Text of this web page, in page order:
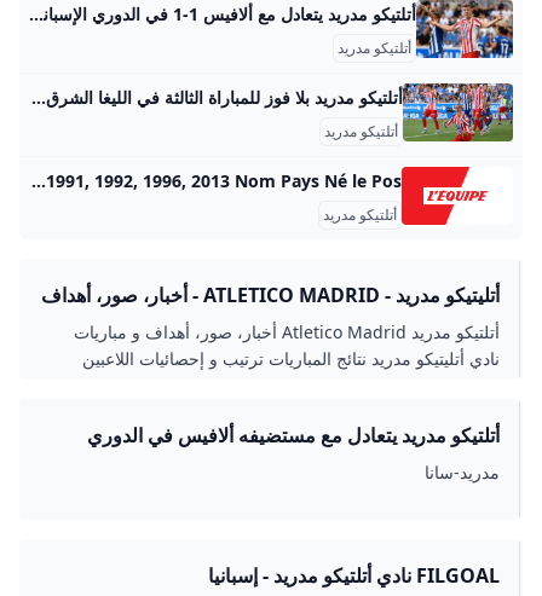
أتلتيكو مدريد يتعادل مع ألافيس 1-1 في الدوري الإسباني الهيئة الوطنية للإعلام واصل أتلتيكو مدريد مسلسل إهدار النقاط في بطولة الدوري الإسباني لكرة القدم، وذلك بعد تعادله مع مضيفه ديبورتيفو ألافيس 1-1، اليوم السبت، ضمن منافسات الجولة الثالثة من المسابقة.
أتلتيكو مدريد
أتلتيكو مدريد بلا فوز للمباراة الثالثة في الليغا الشرق رياضة واصل أتلتيكو مدريد إهدار النقاط في بداية سيئة لموسم الدوري الإسباني عقب تعادل مع مضيفه ألافيس 1-1 اليوم السبت. | الشرق رياضة دقائق القراءة - 2شاركتابع آخر الأخبار على واتسابنُشر:30 أغسطس 2025 17:48آخر تحديث:30 أغسطس 2025 17:48 سيميوني تحت صفيح ساخن.. أتلتيكو مدريد بلا فوز للمباراة الثالثة في الليغا التالي:المغربي عز الدين أوناحي ينتقل من مارسيليا إلى الدوري الإسباني 12345
أتلتيكو مدريد
Atlético de Madrid (Club Atlético de Madrid) Toute l’actualité de l’Atlético de Madrid et les infos du club. Retrouvez le palmarès, le calendrier de l’Atlético de Madrid, les stats, l’effectif et les fiches des joueurs. | Nom : Club Atlético de Madrid | |—| | Pays : Espagne | | Fondé en : 1903 | | Président : Enrique Cerezo | | Entraineur : Diego SIMEONE | Coupe Intercontinentale (ex Mondial des clubs) : 11974 Super Coupe d’Europe : 32010, 2012, 2018 Coupe des coupes : 11962 Ligue Europa : 32010, 2012, 2018 Super Coupe Espagne : 21985, 2014 Championnat Espagne : 111940, 1941, 1950, 1951, 1966, 1970, 1973, 1977, 1996, 2014, 2021 Coupe Espagne : 101960, 1961, 1965, 1972, 1976, 1985, 1991, 1992, 1996, 2013 Nom Pays Né le Pos.
أتلتيكو مدريد
أتليتيكو مدريد - ATLETICO MADRID - أخبار، صور، أهداف
و مباريات نادي أتليتيكو مدريد - ELBOTOLA - البطولة
أتلتيكو مدريد Atletico Madrid أخبار، صور، أهداف و مباريات
نادي أتليتيكو مدريد نتائج المباريات ترتيب و إحصائيات اللاعبين
أتلتيكو مدريد يتعادل مع مستضيفه ألافيس في الدوري
الإسباني - S A N A – الوكالة العربية السورية للأنباء
مدريد-سانا
FILGOAL نادي أتلتيكو مدريد - إسبانيا